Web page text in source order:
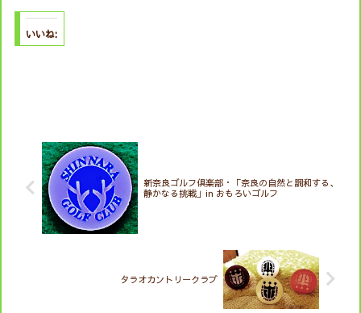
いいね:
新奈良ゴルフ倶楽部・「奈良の自然と調和する、
静かなる挑戦」in おもろいゴルフ
タラオカントリークラブ